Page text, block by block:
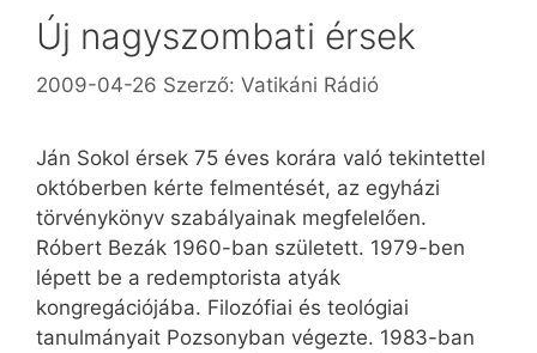
Új nagyszombati érsek
2009-04-26 Szerző: Vatikáni Rádió
Ján Sokol érsek 75 éves korára való tekintettel
októberben kérte felmentését, az egyházi
törvénykönyv szabályainak megfelelően.
Róbert Bezák 1960-ban született. 1979-ben
lépett be a redemptorista atyák
kongregációjába. Filozófiai és teológiai
tanulmányait Pozsonyban végezte. 1983-ban